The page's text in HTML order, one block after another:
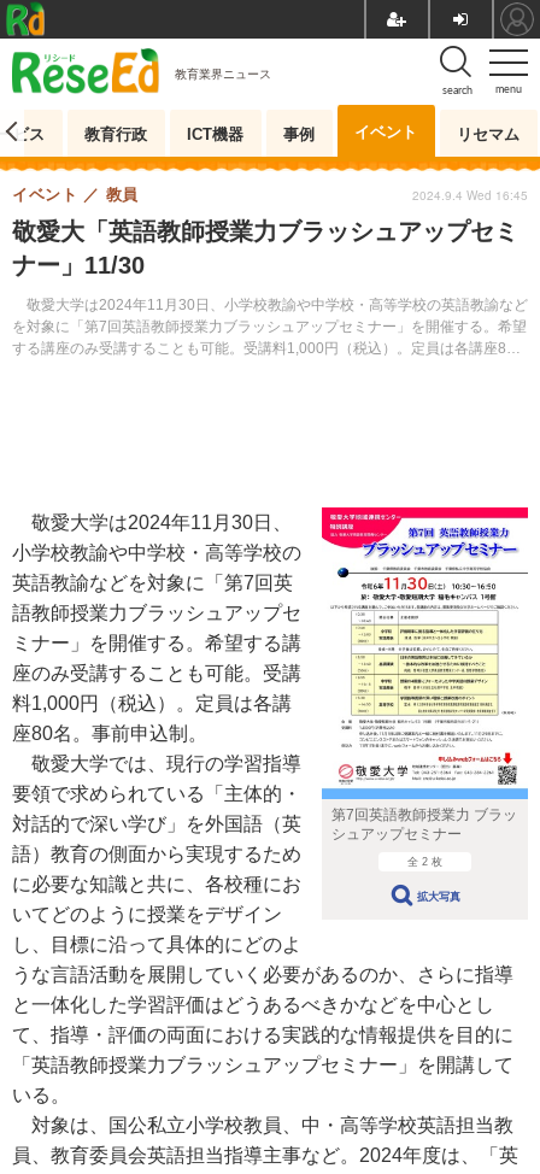
menu
search
教育業界ニュース
ビス 教育行政 ICT機器 事例 イベント リセマム
敬愛大「英語教師授業力ブラッシュアップセミ
ナー」11/30
敬愛大学は2024年11月30日、小学校教諭や中学校・高等学校の英語教諭など
を対象に「第7回英語教師授業力ブラッシュアップセミナー」を開催する。希望
する講座のみ受講することも可能。受講料1,000円（税込）。定員は各講座80
イベント 教員 2024.9.4 Wed 16:45
第7回英語教師授業力 ブラッ
シュアップセミナー
全 2 枚
拡大写真
敬愛大学は2024年11月30日、
小学校教諭や中学校・高等学校の
英語教諭などを対象に「第7回英
語教師授業力ブラッシュアップセ
ミナー」を開催する。希望する講
座のみ受講することも可能。受講
料1,000円（税込）。定員は各講
座80名。事前申込制。
敬愛大学では、現行の学習指導
要領で求められている「主体的・
対話的で深い学び」を外国語（英
語）教育の側面から実現するため
に必要な知識と共に、各校種にお
いてどのように授業をデザイン
し、目標に沿って具体的にどのよ
うな言語活動を展開していく必要があるのか、さらに指導
と一体化した学習評価はどうあるべきかなどを中心とし
て、指導・評価の両面における実践的な情報提供を目的に
「英語教師授業力ブラッシュアップセミナー」を開講して
いる。
対象は、国公私立小学校教員、中・高等学校英語担当教
員、教育委員会英語担当指導主事など。2024年度は、「英